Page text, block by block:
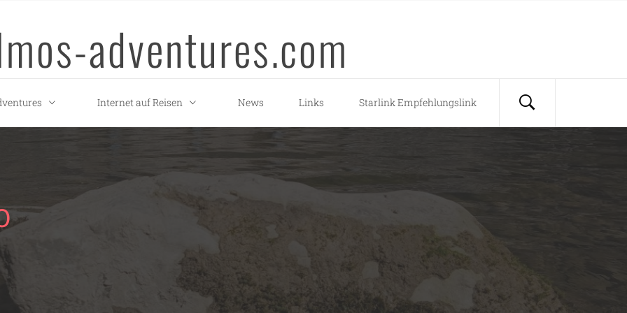
adventures.com
Internet auf Reisen News Links Starlink Empfehlungslink